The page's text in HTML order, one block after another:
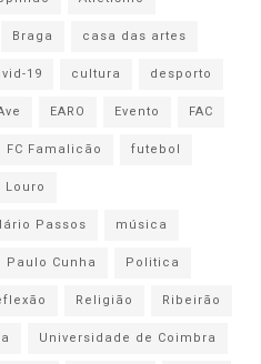
Braga
casa das artes
19 cultura
desporto
EARO Evento
FAC
FC Famalicão
futebol
Louro
Passos
música
Paulo Cunha
Politica
Religião
Ribeirão
Universidade de Coimbra